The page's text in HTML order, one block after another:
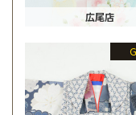
広尾店